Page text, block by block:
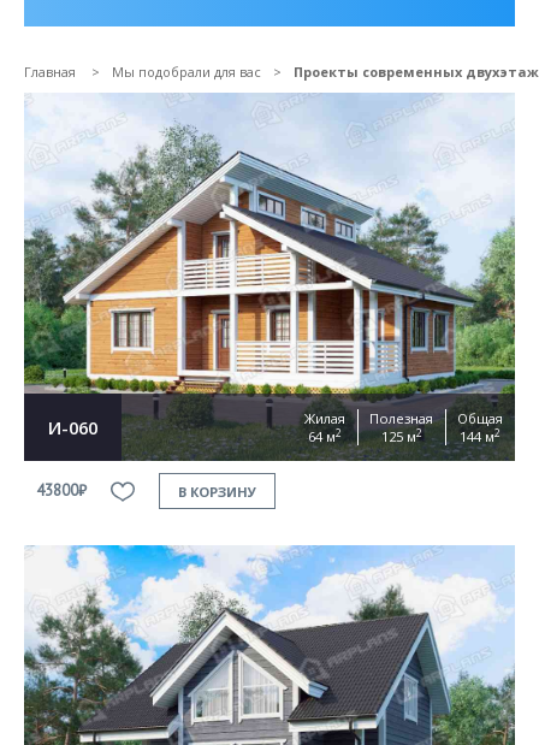
Главная Мы подобрали для вас Проекты современных
И-060
Жилая
64 м2
Полезная
125 м2
Общая
144 м2
43800₽ В КОРЗИНУ
Прикрепить файл
Согласен на обработку персональных данных
This site is protected by reCAPTCHA and the GooglePrivacy Policy andTerms of Service
ОТПРАВИТЬ